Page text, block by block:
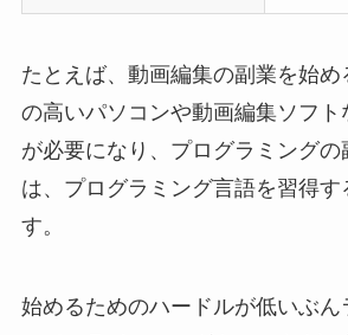
たとえば、動画編集の副業を始め
の高いパソコンや動画編集ソフト
が必要になり、プログラミングの
は、プログラミング言語を習得す
す。
始めるためのハードルが低いぶん